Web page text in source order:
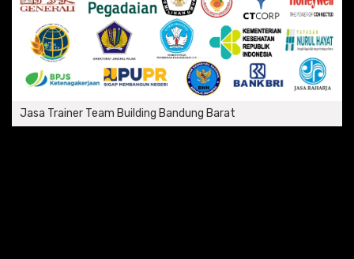
Jasa Trainer Team Building Bandung Barat